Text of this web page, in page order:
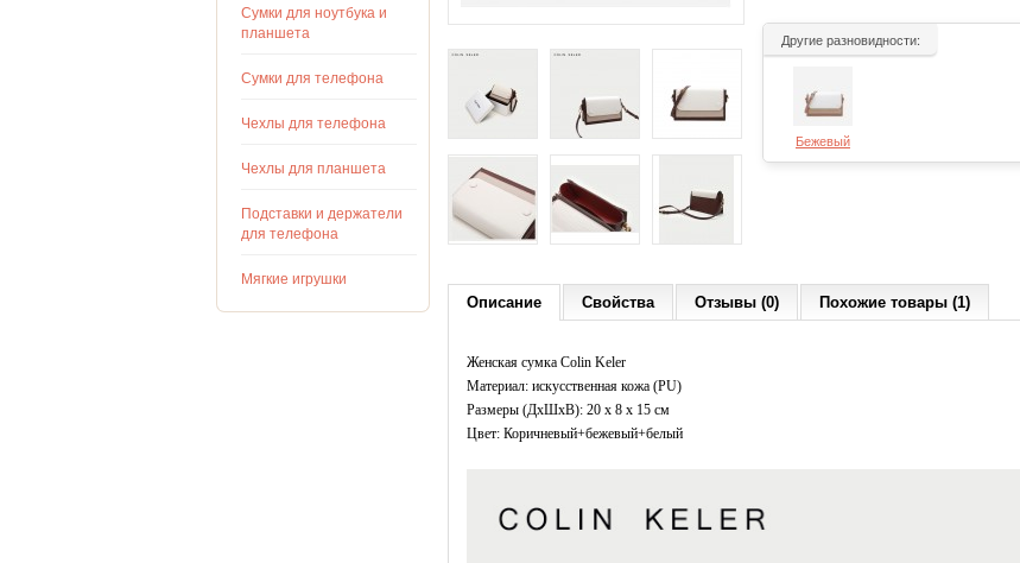
Сумки для ноутбука и
планшета
Сумки для телефона
Чехлы для телефона
Чехлы для планшета
Подставки и держатели
для телефона
Мягкие игрушки
Другие разновидности:
Бежевый
Описание Свойства Отзывы (0) Похожие товары (1)
Женская сумка Colin Keler
Материал: искусственная кожа (PU)
Размеры (ДxШхВ): 20 x 8 x 15 см
Цвет: Коричневый+бежевый+белый